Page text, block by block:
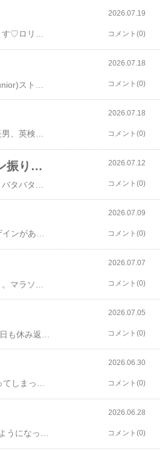
2026.07.19
コメント(0)
2026.07.18
コメント(0)
2026.07.18
コメント(0)
【子ども服ポチ＆購入品】卒業したのにボンドロ＆マラソン振り返り 2026.07.12
コメント(0)
2026.07.09
コメント(0)
2026.07.07
コメント(0)
2026.07.05
コメント(0)
2026.06.30
コメント(0)
2026.06.28
コメント(0)